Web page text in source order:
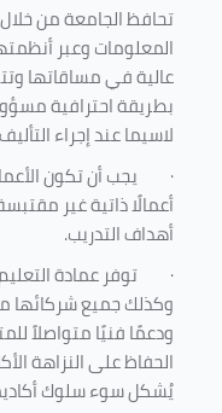
تحافظ الجامعة من
المعلومات وعبر
عالية في مساقاتها
بطريقة احترافية
لاسيما عند إجراء
· يجب أن تكون
أعمالًا ذاتية غير
أهداف التدريب.
· توفر عمادة
وكذلك جميع شركائها
ودعمًا فنيًا متواصلاً
الحفاظ على النزاهة
يُشكل سوء سلوك